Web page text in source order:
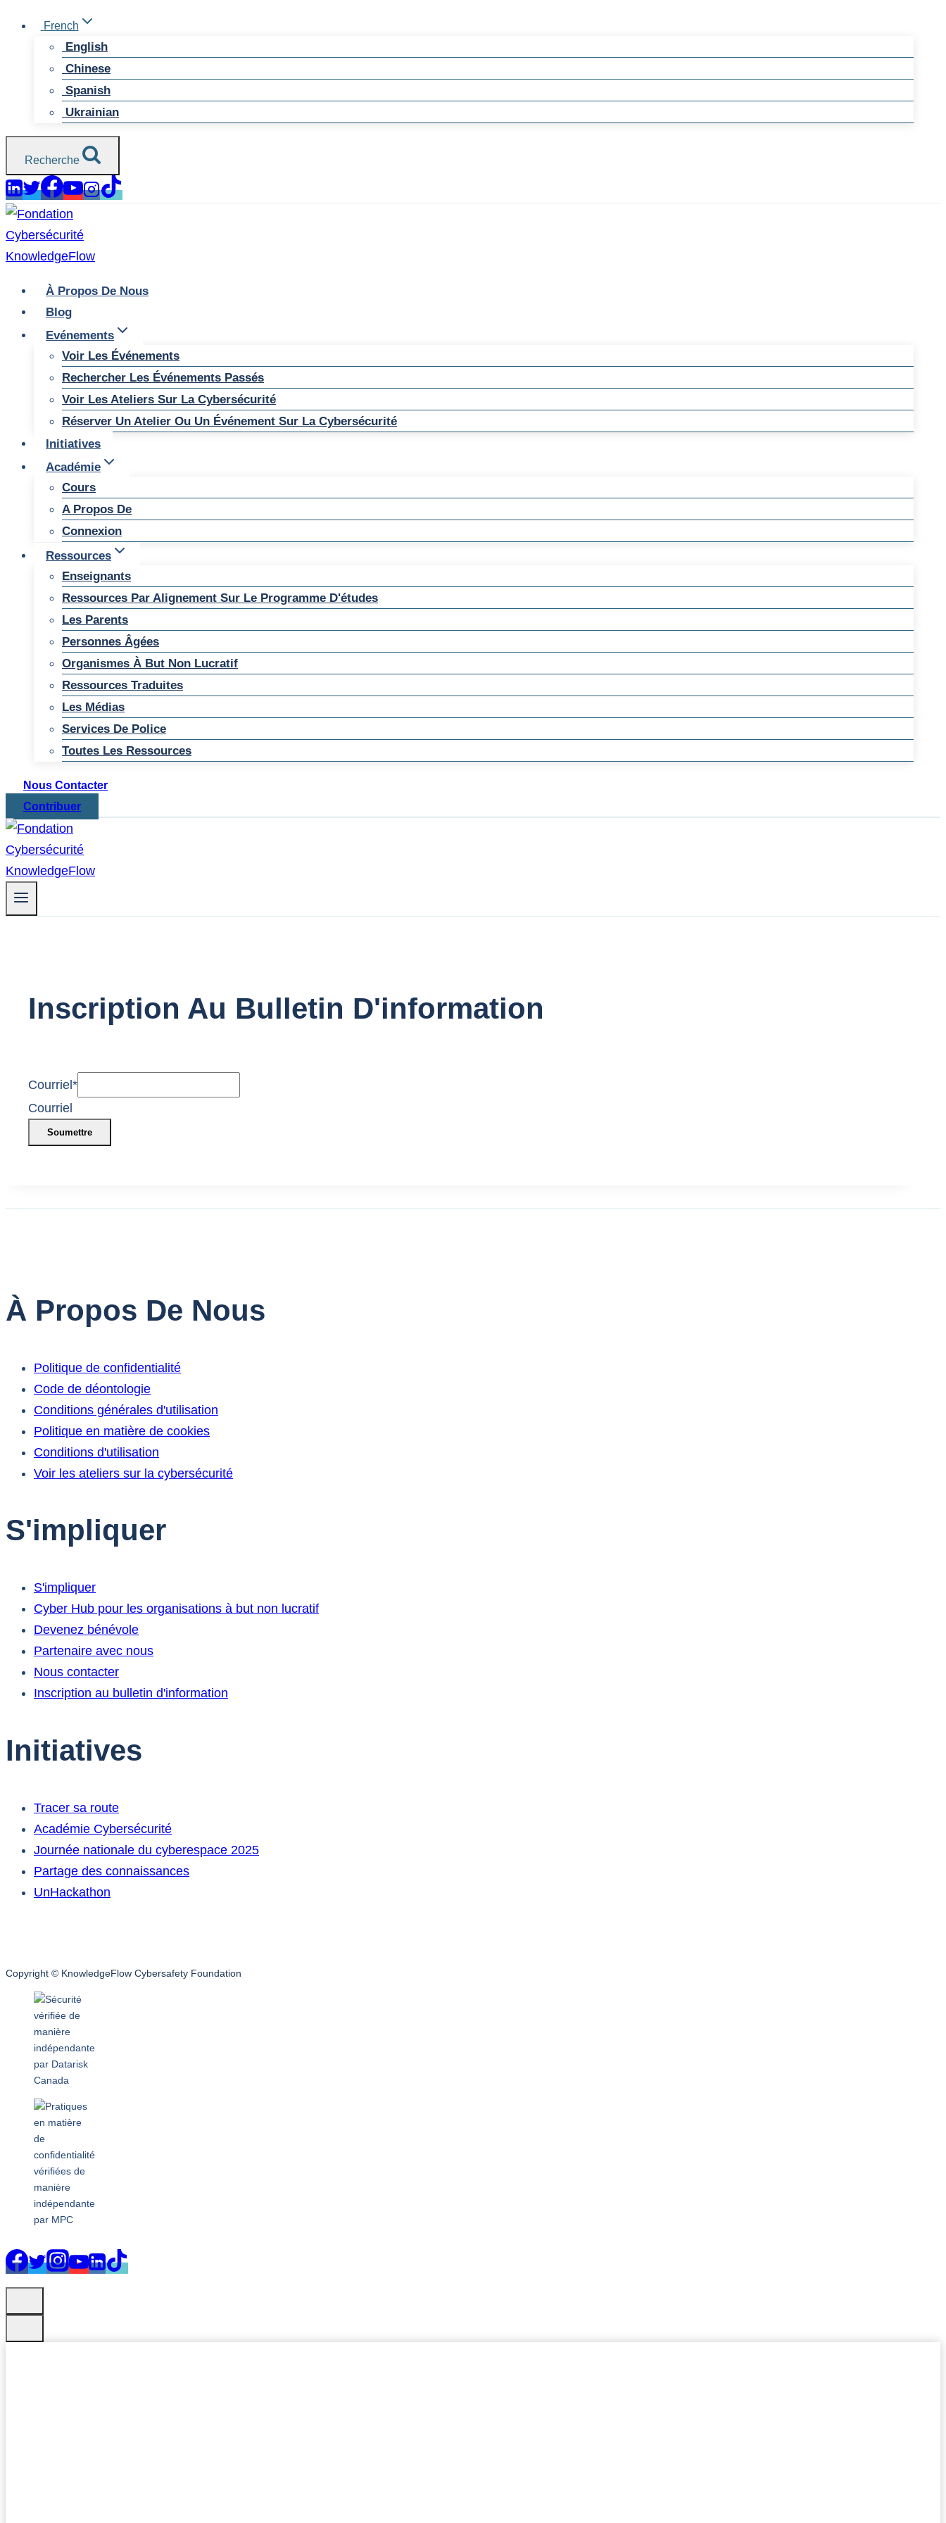
Skip
French
English
Chinese
Spanish
Ukrainian
Recherche
À Propos De Nous
Blog
Evénements
Voir Les Événements
Rechercher Les Événements Passés
Voir Les Ateliers Sur La Cybersécurité
Réserver Un Atelier Ou Un Événement Sur La Cybersécurité
Initiatives
Académie
Cours
A Propos De
Connexion
Ressources
Enseignants
Ressources Par Alignement Sur Le Programme D'études
Les Parents
Personnes Âgées
Organismes À But Non Lucratif
Ressources Traduites
Les Médias
Services De Police
Toutes Les Ressources
Nous Contacter
Contribuer
Inscription Au Bulletin D'information
Courriel*
Courriel
Soumettre
À Propos De Nous
Politique de confidentialité
Code de déontologie
Conditions générales d'utilisation
Politique en matière de cookies
Conditions d'utilisation
Voir les ateliers sur la cybersécurité
S'impliquer
S'impliquer
Cyber Hub pour les organisations à but non lucratif
Devenez bénévole
Partenaire avec nous
Nous contacter
Inscription au bulletin d'information
Initiatives
Tracer sa route
Académie Cybersécurité
Journée nationale du cyberespace 2025
Partage des connaissances
UnHackathon
Copyright © KnowledgeFlow Cybersafety Foundation